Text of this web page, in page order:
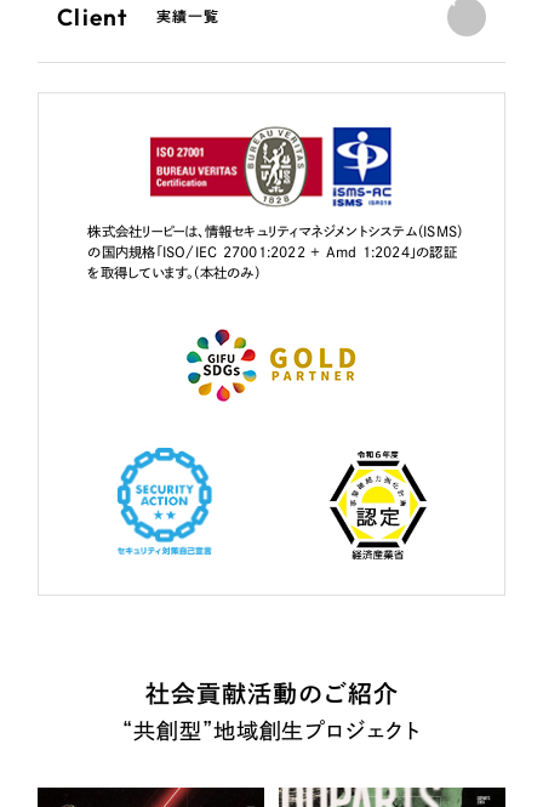
Client 実績一覧
株式会社リーピーは、情報セキュリティマネジメントシステム（ISMS）
の国内規格「ISO/IEC 27001:2022 + Amd 1:2024」の認証
を取得しています。（本社のみ）
社会貢献活動のご紹介
“共創型”地域創生プロジェクト